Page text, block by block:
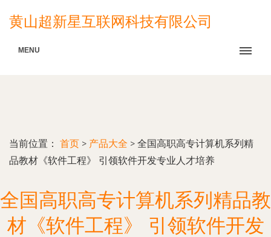
黄山超新星互联网科技有限公司
MENU
当前位置： 首页 > 产品大全 > 全国高职高专计算机系列精
品教材《软件工程》 引领软件开发专业人才培养
全国高职高专计算机系列精品教
材《软件工程》 引领软件开发